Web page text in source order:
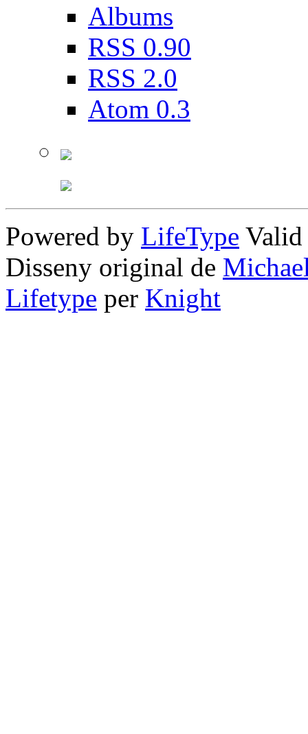
Albums
RSS 0.90
RSS 2.0
Atom 0.3
Powered by LifeType
Disseny original de
Lifetype per Knight